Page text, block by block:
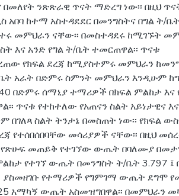
ንጽጽራዊ ጥናት ማድረግ ነው፡፡ በዚህ
አበባ ከተማ አስተዳደደር በመንግስትና በግል ት/
መምህራን ናቸው፡፡ በመስተዳደሩ ከሚገኙት
እና አንድ የግል ት/ቤት ተመርጠዋል፡፡ ጥናቱ
የክፍል ደረጃ ከሚያስተምሩ መምህራን
አራት በድምሩ ስምንት መምህራን እንዲሁም
በድምሩ ሰማኒያ ተማሪዎች በክፍል ምልከታ እና
ጥናቱ የተከተለው የአጠናን ስልት አይነታዊና እና
ስልት ትንታኔ በመስጠት ነው፡፡ የክፍል
የተሰበሰበባቸው መሳሪያዎች ናቸው፡፡ በዚህ
መጠይቅ የተገኘው ውጤት በባለሙያ
የተገኘ ውጤት በመንግስት ት/ቤት 3.797 ፤
የተማሪዎች የግምገማ ውጤት ደግሞ
አማካኝ ውጤት አስመዝግበዋል፡፡ በመምህራን